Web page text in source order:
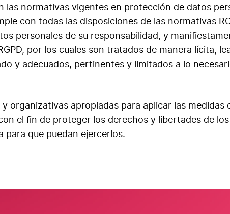
las normativas vigentes en protección de datos
con todas las disposiciones de las normativas
personales de su responsabilidad, y
por los cuales son tratados de manera lícita,
y adecuados, pertinentes y limitados a lo
organizativas apropiadas para aplicar las medidas
el fin de proteger los derechos y libertades de
para que puedan ejercerlos.